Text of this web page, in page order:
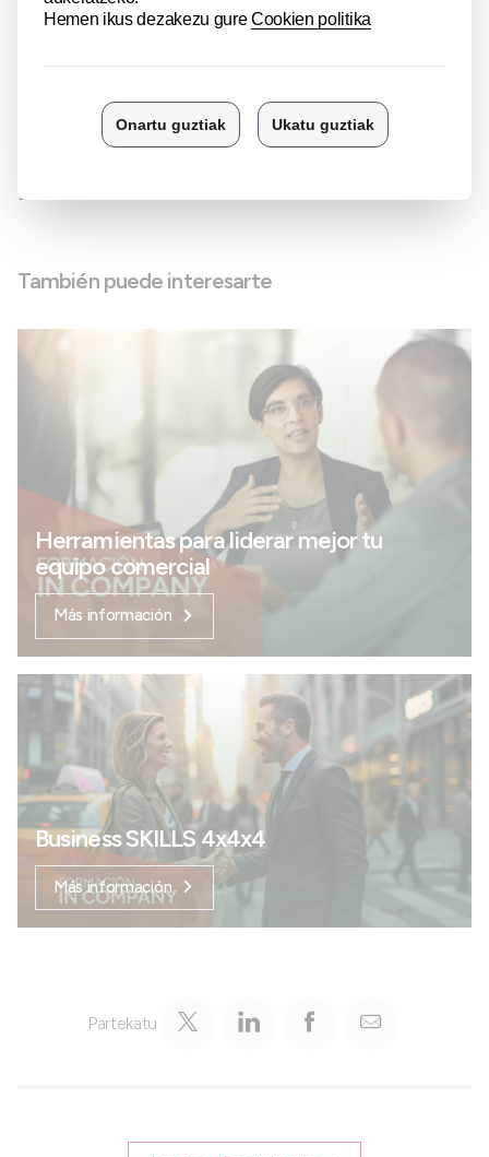
posibilidades- Innovación Colaborativa
Impartido por
Eba Zoilo
También puede interesarte
Herramientas para liderar mejor tu
equipo comercial
Más información
Business SKILLS 4x4x4
Más información
Partekatu